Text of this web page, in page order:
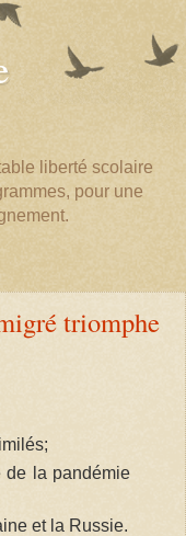
liberté scolaire
pour une
triomphe
de la pandémie
et la Russie.